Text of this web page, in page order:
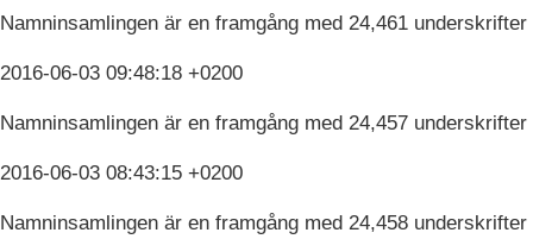
Namninsamlingen är en framgång med 24,461 underskrifter
2016-06-03 09:48:18 +0200
Namninsamlingen är en framgång med 24,457 underskrifter
2016-06-03 08:43:15 +0200
Namninsamlingen är en framgång med 24,458 underskrifter